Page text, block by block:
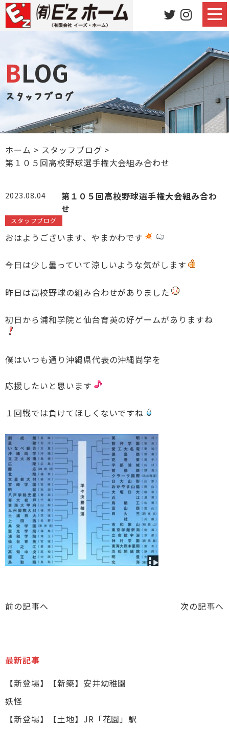
BLOG
スタッフブログ
ホーム > スタッフブログ >
第１０５回高校野球選手権大会組み合わせ
2023.08.04
第１０５回高校野球選手権大会組み合わ
せ
スタッフブログ
おはようございます、やまかわです
今日は少し曇っていて涼しいような気がします
昨日は高校野球の組み合わせがありました
初日から浦和学院と仙台育英の好ゲームがありますね
僕はいつも通り沖縄県代表の沖縄尚学を
応援したいと思います
１回戦では負けてほしくないですね
前の記事へ 次の記事へ
最新記事
【新登場】【新築】安井幼稚園
妖怪
【新登場】【土地】JR「花園」駅